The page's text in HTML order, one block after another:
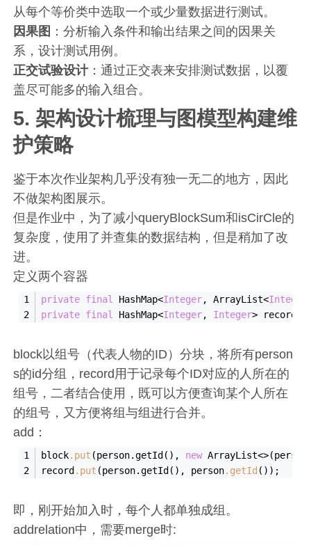
从每个等价类中选取一个或少量数据进行测试。
因果图 ：分析输入条件和输出结果之间的因果关
系，设计测试用例。
正交试验设计：通过正交表来安排测试数据，以覆
盖尽可能多的输入组合。
5. 架构设计梳理与图模型构建维
护策略
鉴于本次作业架构几乎没有独一无二的地方，因此
不做架构图展示。
但是作业中，为了减小queryBlockSum和isCirCle的
复杂度，使用了并查集的数据结构，但是稍加了改
进。
定义两个容器
private final HashMap<Integer, ArrayList<Integer
private final HashMap<Integer, Integer> record;
block以组号（代表人物的ID）分块，将所有person
s的id分组，record用于记录每个ID对应的人所在的
组号，二者结合使用，既可以方便查询某个人所在
的组号，又方便将组与组进行合并。
add：
block.put (person.getId(), new
record .put (person.getId(), person.getId ());
即，刚开始加入时，每个人都单独成组。
addrelation中，需要merge时: